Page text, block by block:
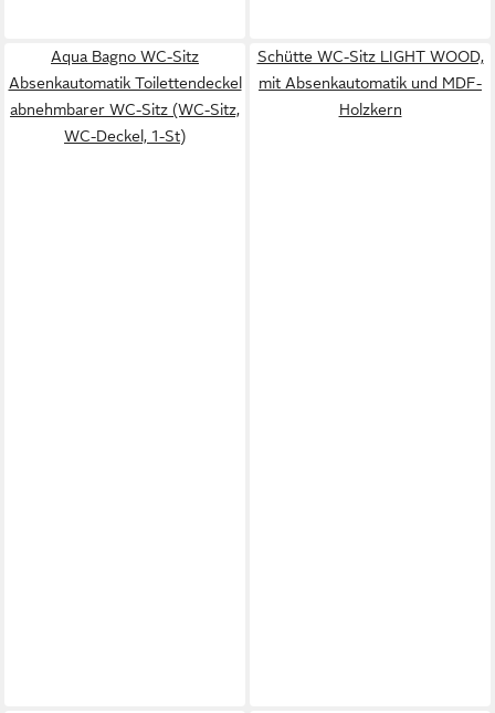
Aqua Bagno WC-Sitz
Absenkautomatik Toilettendeckel
abnehmbarer WC-Sitz (WC-Sitz,
WC-Deckel, 1-St)
Schütte WC-Sitz LIGHT WOOD,
mit Absenkautomatik und MDF-
Holzkern